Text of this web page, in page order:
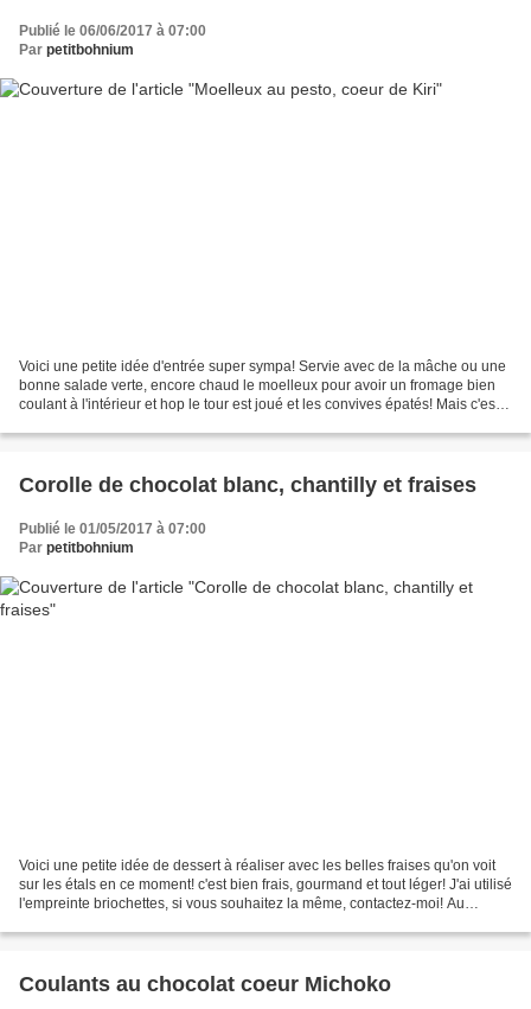
Publié le 06/06/2017 à 07:00
Par petitbohnium
Voici une petite idée d'entrée super sympa! Servie avec de la mâche ou une
bonne salade verte, encore chaud le moelleux pour avoir un fromage bien
coulant à l'intérieur et hop le tour est joué et les convives épatés! Mais c'est
Corolle de chocolat blanc, chantilly et fraises
Publié le 01/05/2017 à 07:00
Par petitbohnium
Voici une petite idée de dessert à réaliser avec les belles fraises qu'on voit
sur les étals en ce moment! c'est bien frais, gourmand et tout léger! J'ai utilisé
l'empreinte briochettes, si vous souhaitez la même, contactez-moi! Au
Coulants au chocolat coeur Michoko